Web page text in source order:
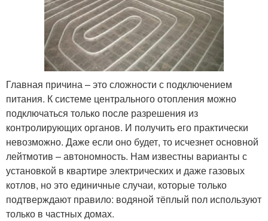
Главная причина – это сложности с подключением
питания. К системе центрального отопления можно
подключаться только после разрешения из
контролирующих органов. И получить его практически
невозможно. Даже если оно будет, то исчезнет основной
лейтмотив – автономность. Нам известны варианты с
установкой в квартире электрических и даже газовых
котлов, но это единичные случаи, которые только
подтверждают правило: водяной тёплый пол используют
только в частных домах.